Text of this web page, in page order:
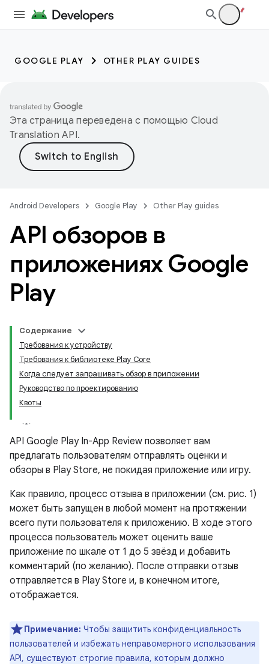
GOOGLE PLAY OTHER PLAY GUIDES
Эта страница переведена с помощью Cloud
Translation API.
Android Developers Google Play Other Play guides
API обзоров в
приложениях Google
Play
Содержание
Требования к устройству
Требования к библиотеке Play Core
Когда следует запрашивать обзор в приложении
Руководство по проектированию
Квоты
API Google Play In-App Review позволяет вам
предлагать пользователям отправлять оценки и
обзоры в Play Store, не покидая приложение или игру.
Как правило, процесс отзыва в приложении (см. рис. 1)
может быть запущен в любой момент на протяжении
всего пути пользователя к приложению. В ходе этого
процесса пользователь может оценить ваше
приложение по шкале от 1 до 5 звёзд и добавить
комментарий (по желанию). После отправки отзыв
отправляется в Play Store и, в конечном итоге,
отображается.
Примечание: Чтобы защитить конфиденциальность
пользователей и избежать неправомерного использования
API, существуют строгие правила, которым должно